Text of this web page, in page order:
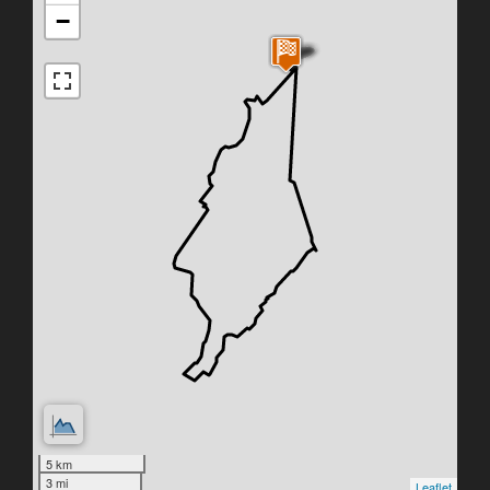
−
5 km
3 mi